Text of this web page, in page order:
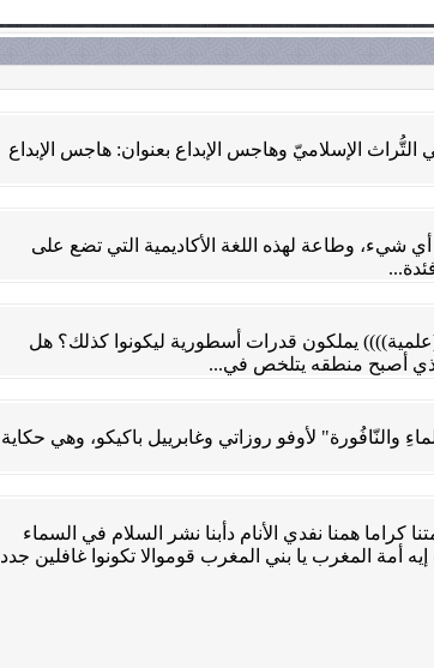
الإسلاميّ وهاجس الإبداع بعنوان: هاجس الإبداع
شيء، وطاعة لهذه اللغة الأكاديمية التي تضع على
يملكون قدرات أسطورية ليكونوا كذلك؟ هل
أصبح منطقه يتلخص في...
لأوفو روزاتي وغابرييل باكيكو، وهي حكاية
همنا نفدي الأنام دأبنا نشر السلام في السماء
إيه أمة المغرب يا بني المغرب قوموالا تكونوا غافلين جدد